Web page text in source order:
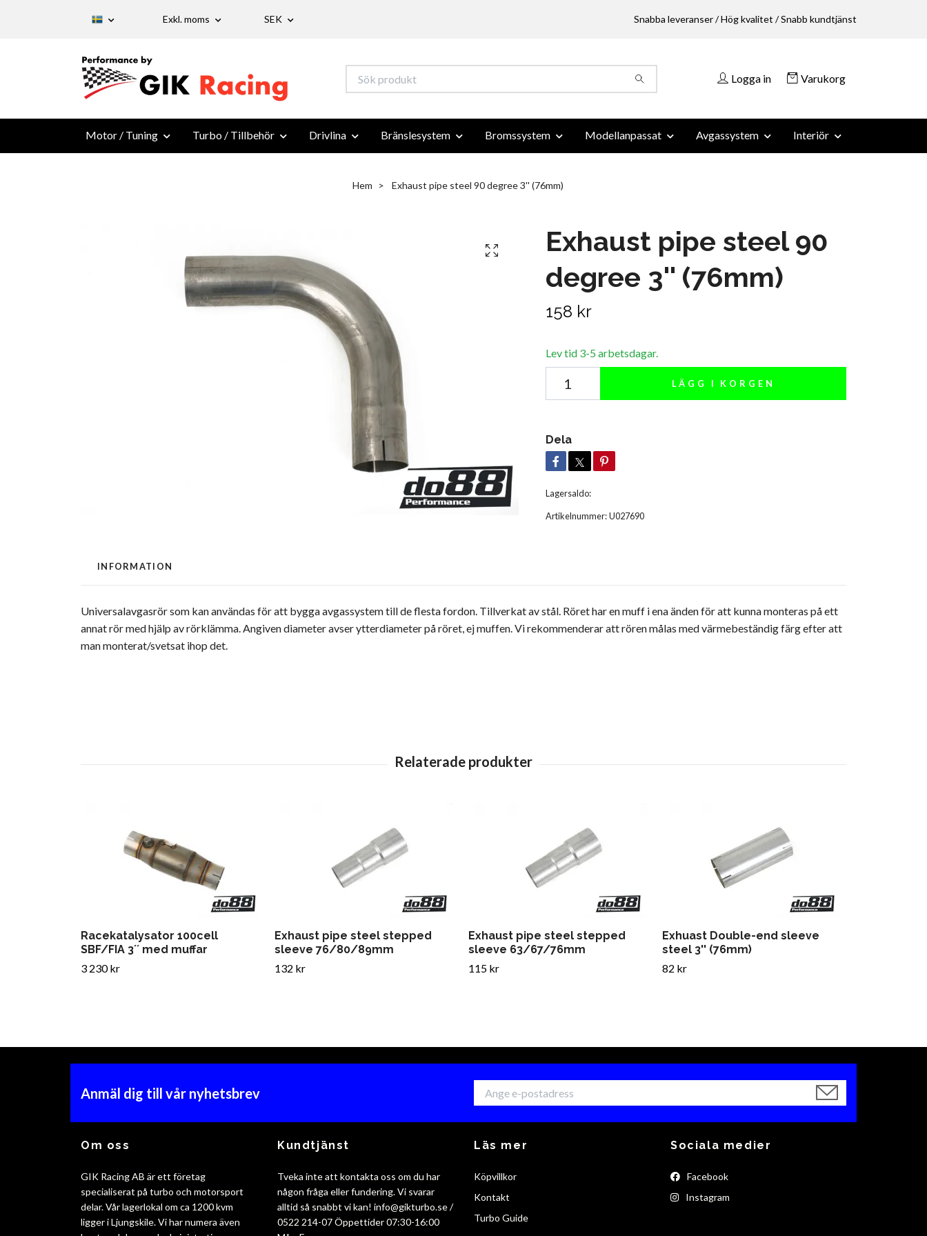
Exkl. moms SEK Snabba leveranser / Hög kvalitet / Snabb kundtjänst
Logga in Varukorg
Motor / Tuning Turbo / Tillbehör Drivlina Bränslesystem Bromssystem Modellanpassat Avgassystem Interiör
Hem Exhaust pipe steel 90 degree 3'' (76mm)
Exhaust pipe steel 90
degree 3'' (76mm)
158 kr
Lev tid 3-5 arbetsdagar.
LÄGG I KORGEN
Dela
Lagersaldo:
Artikelnummer:U027690
INFORMATION
Universalavgasrör som kan användas för att bygga avgassystem till de flesta fordon. Tillverkat av stål. Röret har en muff i ena änden för att kunna monteras på ett
annat rör med hjälp av rörklämma. Angiven diameter avser ytterdiameter på röret, ej muffen. Vi rekommenderar att rören målas med värmebeständig färg efter att
man monterat/svetsat ihop det.
Racekatalysator 100cell
SBF/FIA 3´´ med muffar
3 230 kr
Exhaust pipe steel stepped
sleeve 76/80/89mm
132 kr
Exhaust pipe steel stepped
sleeve 63/67/76mm
115 kr
Exhuast Double-end sleeve
steel 3'' (76mm)
82 kr
Anmäl dig till vår nyhetsbrev
Om oss
GIK Racing AB är ett företag
specialiserat på turbo och motorsport
delar. Vår lagerlokal om ca 1200 kvm
ligger i Ljungskile. Vi har numera även
Kundtjänst
Tveka inte att kontakta oss om du har
någon fråga eller fundering. Vi svarar
alltid så snabbt vi kan! info@gikturbo.se/
0522 214-07 Öppettider 07:30-16:00
Läs mer
Köpvillkor
Kontakt
Turbo Guide
Sociala medier
Facebook
Instagram